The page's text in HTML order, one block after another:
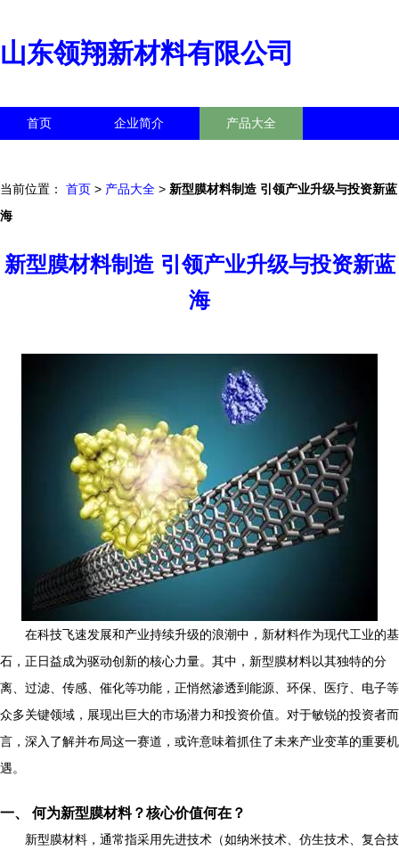
山东领翔新材料有限公司
首页 企业简介 产品大全
当前位置： 首页 > 产品大全 > 新型膜材料制造 引领产业升级与投资新蓝
海
新型膜材料制造 引领产业升级与投资新蓝
海
在科技飞速发展和产业持续升级的浪潮中，新材料作为现代工业的基
石，正日益成为驱动创新的核心力量。其中，新型膜材料以其独特的分
离、过滤、传感、催化等功能，正悄然渗透到能源、环保、医疗、电子等
众多关键领域，展现出巨大的市场潜力和投资价值。对于敏锐的投资者而
言，深入了解并布局这一赛道，或许意味着抓住了未来产业变革的重要机
遇。
一、 何为新型膜材料？核心价值何在？
新型膜材料，通常指采用先进技术（如纳米技术、仿生技术、复合技